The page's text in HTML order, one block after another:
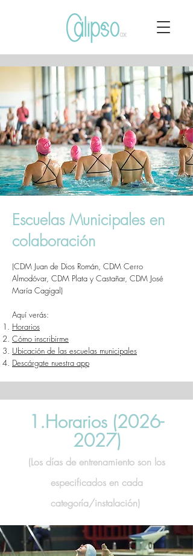
Escuelas Municipales en
colaboración
(CDM Juan de Dios Román, CDM Cerro
Almodóvar, CDM Plata y Castañar, CDM José
María Cagigal)
Aquí verás:
Horarios
Cómo inscribirme
Ubicación de las escuelas municipales
Descárgate nuestra app
1.Horarios (2026-
2027)
(Los días de entrenamiento son los
especificados en cada
categoría/instalación)